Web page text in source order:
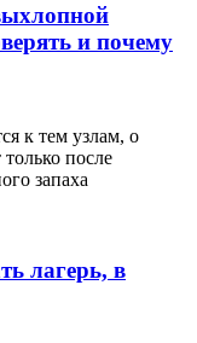
и почему
к тем узлам, о
после
запаха
лагерь, в